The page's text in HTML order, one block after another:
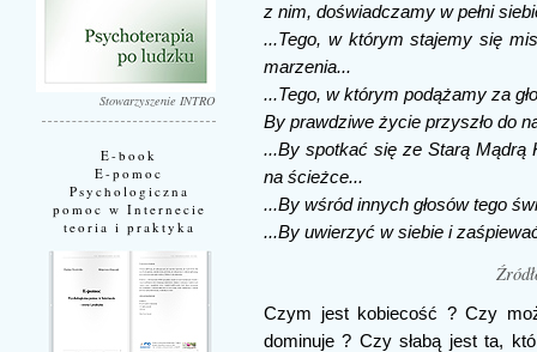
Stowarzyszenie INTRO
E-book
E-pomoc
Psychologiczna
pomoc w Internecie
teoria i praktyka
z nim, doświadczamy w pełni
...Tego, w którym stajemy się
marzenia...
...Tego, w którym podążamy za
By prawdziwe życie przyszło do
...By spotkać się ze Starą Mądrą
na ścieżce...
...By wśród innych głosów tego
...By uwierzyć w siebie i
Czym jest kobiecość ? Czy
dominuje ? Czy słabą jest ta,